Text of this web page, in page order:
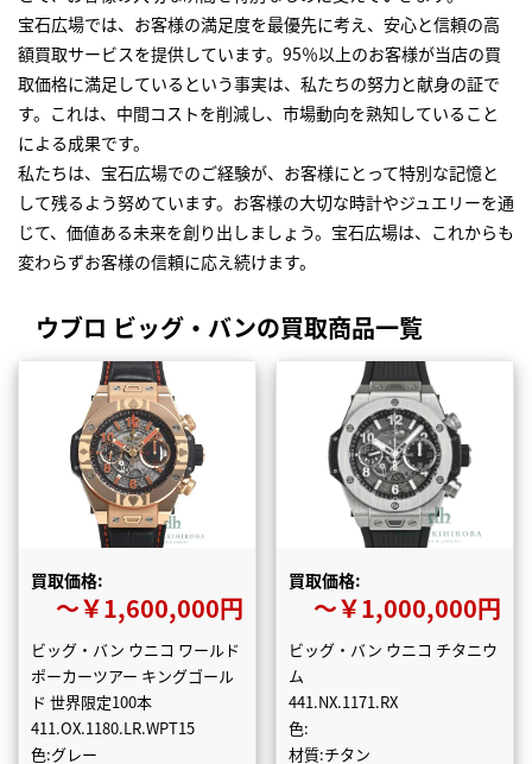
宝石広場では、お客様の満足度を最優先に考え、安心と信頼の高
額買取サービスを提供しています。95％以上のお客様が当店の買
取価格に満足しているという事実は、私たちの努力と献身の証で
す。これは、中間コストを削減し、市場動向を熟知していること
による成果です。
私たちは、宝石広場でのご経験が、お客様にとって特別な記憶と
して残るよう努めています。お客様の大切な時計やジュエリーを通
じて、価値ある未来を創り出しましょう。宝石広場は、これからも
変わらずお客様の信頼に応え続けます。
ウブロ ビッグ・バンの買取商品一覧
買取価格:
〜￥1,600,000円
ビッグ・バン ウニコ ワールド
ポーカーツアー キングゴール
ド 世界限定100本
411.OX.1180.LR.WPT15
色:グレー
買取価格:
〜￥1,000,000円
ビッグ・バン ウニコ チタニウ
ム
441.NX.1171.RX
色:
材質:チタン